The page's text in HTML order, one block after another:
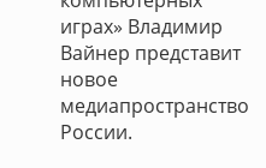
играх» Владимир
Вайнер представит
новое
медиапространство
России.